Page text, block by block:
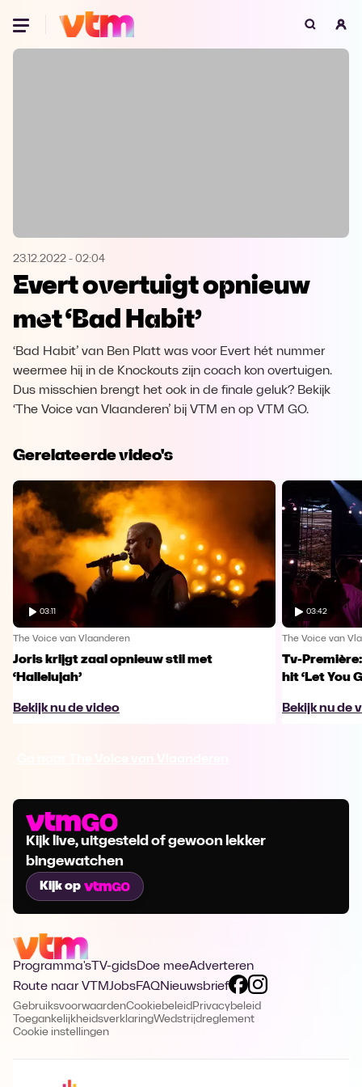
Oeps, browser niet ondersteund
Microsoft Edge Download
Opera
23.12.2022 - 02:04
Evert overtuigt opnieuw
met ‘Bad Habit’
‘Bad Habit’ van Ben Platt was voor Evert hét nummer
weermee hij in de Knockouts zijn coach kon overtuigen.
Dus misschien brengt het ook in de finale geluk? Bekijk
‘The Voice van Vlaanderen’ bij VTM en op VTM GO.
Gerelateerde video's
03:11
The Voice van Vlaanderen
Joris krijgt zaal opnieuw stil met
‘Hallelujah’
Bekijk nu de video
03:42
The Voice van
Tv-
hit ‘Let You
Bekijk nu de
Kijk live, uitgesteld of gewoon lekker
bingewatchen
Kijk op
Programma's TV-gidsDoe meeAdverteren
Route naar VTMJobsFAQNieuwsbrief
GebruiksvoorwaardenCookiebeleid Privacybeleid
ToegankelijkheidsverklaringWedstrijdreglement
Cookie instellingen